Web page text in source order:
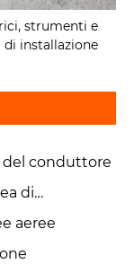
strumenti e
installazione
del conduttore
di
aeree